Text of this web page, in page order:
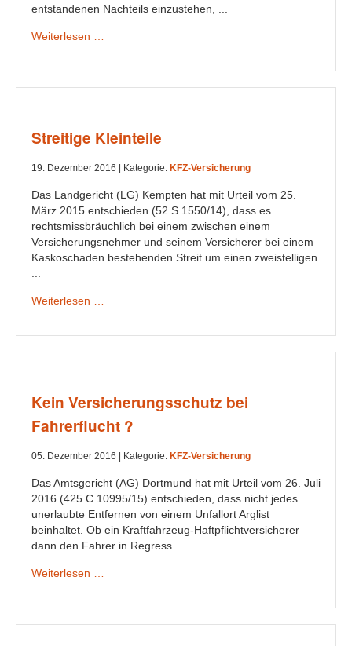
entstandenen Nachteils einzustehen, ...
Weiterlesen …
Streitige Kleinteile
19. Dezember 2016 | Kategorie: KFZ-Versicherung
Das Landgericht (LG) Kempten hat mit Urteil vom 25.
März 2015 entschieden (52 S 1550/14), dass es
rechtsmissbräuchlich bei einem zwischen einem
Versicherungsnehmer und seinem Versicherer bei einem
Kaskoschaden bestehenden Streit um einen zweistelligen
Weiterlesen …
Kein Versicherungsschutz bei
Fahrerflucht ?
05. Dezember 2016 | Kategorie: KFZ-Versicherung
Das Amtsgericht (AG) Dortmund hat mit Urteil vom 26. Juli
2016 (425 C 10995/15) entschieden, dass nicht jedes
unerlaubte Entfernen von einem Unfallort Arglist
beinhaltet. Ob ein Kraftfahrzeug-Haftpflichtversicherer
dann den Fahrer in Regress ...
Weiterlesen …